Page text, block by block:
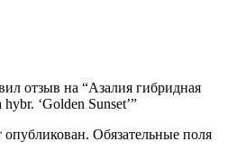
отзыв на “Азалия гибридная
‘Golden Sunset’”
опубликован. Обязательные поля